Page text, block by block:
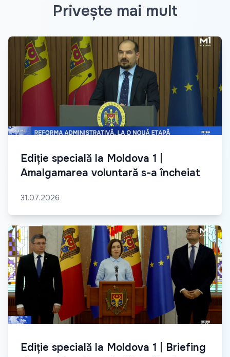
Privește mai mult
Ediție specială la Moldova 1 |
Amalgamarea voluntară s-a încheiat
31.07.2026
Ediție specială la Moldova 1 | Briefing